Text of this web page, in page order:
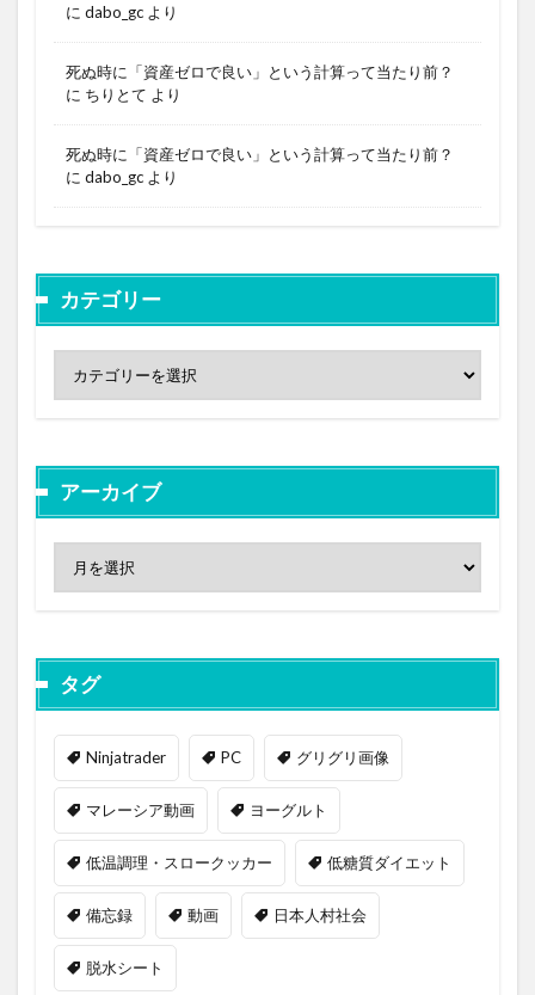
に dabo_gc より
死ぬ時に「資産ゼロで良い」という計算って当たり前？
に ちりとて より
死ぬ時に「資産ゼロで良い」という計算って当たり前？
に dabo_gc より
カテゴリー
アーカイブ
タグ
Ninjatrader PC グリグリ画像
マレーシア動画 ヨーグルト
低温調理・スロークッカー 低糖質ダイエット
備忘録 動画 日本人村社会
脱水シート